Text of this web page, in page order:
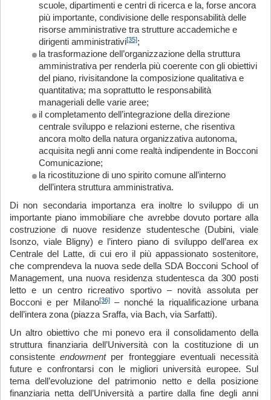
scuole, dipartimenti e centri di ricerca e la, forse ancora
più importante, condivisione delle responsabilità delle
risorse amministrative tra strutture accademiche e
dirigenti amministrativi[35];
la trasformazione dell’organizzazione della struttura
amministrativa per renderla più coerente con gli obiettivi
del piano, rivisitandone la composizione qualitativa e
quantitativa; ma soprattutto le responsabilità
manageriali delle varie aree;
il completamento dell’integrazione della direzione
centrale sviluppo e relazioni esterne, che risentiva
ancora molto della natura organizzativa autonoma,
acquisita negli anni come realtà indipendente in Bocconi
Comunicazione;
la ricostituzione di uno spirito comune all’interno
dell’intera struttura amministrativa.
Di non secondaria importanza era inoltre lo sviluppo di un
importante piano immobiliare che avrebbe dovuto portare alla
costruzione di nuove residenze studentesche (Dubini, viale
Isonzo, viale Bligny) e l’intero piano di sviluppo dell’area ex
Centrale del Latte, di cui ero il più appassionato sostenitore,
che comprendeva la nuova sede della SDA Bocconi School of
Management, una nuova residenza studentesca da 300 posti
letto e un centro ricreativo sportivo – novità assoluta per
Bocconi e per Milano[36]– nonché la riqualificazione urbana
dell’intera zona (piazza Sraffa, via Bach, via Sarfatti).
Un altro obiettivo che mi ponevo era il consolidamento della
struttura finanziaria dell’Università con la costituzione di un
consistenteendowmentper fronteggiare eventuali necessità
future e confrontarsi con le migliori università europee. Sul
tema dell’evoluzione del patrimonio netto e della posizione
finanziaria netta dell’Università a partire dalla fine degli anni